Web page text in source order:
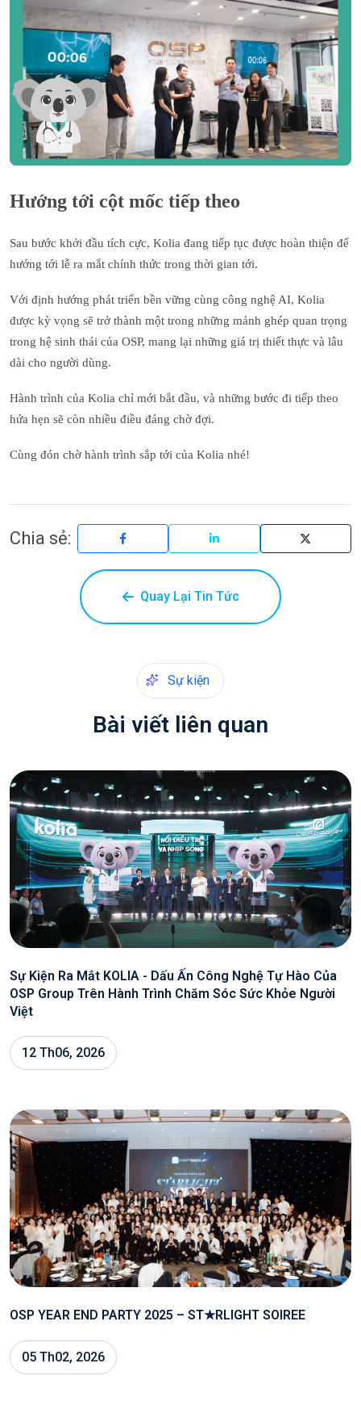
Hướng tới cột mốc tiếp theo
Sau bước khởi đầu tích cực, Kolia đang tiếp tục được hoàn thiện để
hướng tới lễ ra mắt chính thức trong thời gian tới.
Với định hướng phát triển bền vững cùng công nghệ AI, Kolia
được kỳ vọng sẽ trở thành một trong những mảnh ghép quan trọng
trong hệ sinh thái của OSP, mang lại những giá trị thiết thực và lâu
dài cho người dùng.
Hành trình của Kolia chỉ mới bắt đầu, và những bước đi tiếp theo
hứa hẹn sẽ còn nhiều điều đáng chờ đợi.
Cùng đón chờ hành trình sắp tới của Kolia nhé!
Chia sẻ: Chia sẻ lên
Quay Lại Tin Tức
Sự kiện
Bài viết liên quan
Sự Kiện Ra Mắt KOLIA - Dấu Ấn Công Nghệ Tự Hào Của
OSP Group Trên Hành Trình Chăm Sóc Sức Khỏe Người
Việt
12 Th06, 2026
OSP YEAR END PARTY 2025 – ST★RLIGHT SOIREE
05 Th02, 2026